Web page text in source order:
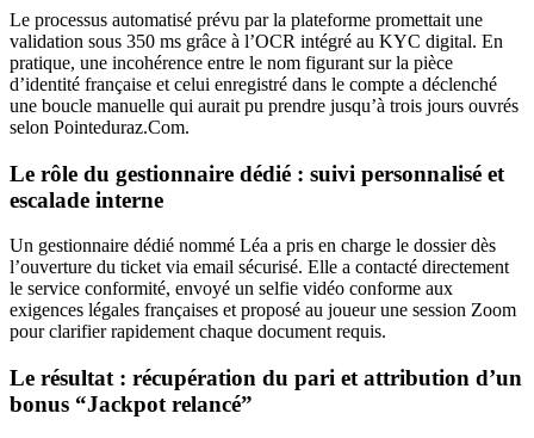
Le processus automatisé prévu par la plateforme promettait une
validation sous 350 ms grâce à l’OCR intégré au KYC digital. En
pratique, une incohérence entre le nom figurant sur la pièce
d’identité française et celui enregistré dans le compte a déclenché
une boucle manuelle qui aurait pu prendre jusqu’à trois jours ouvrés
selon Pointeduraz.Com.
Le rôle du gestionnaire dédié : suivi personnalisé et
escalade interne
Un gestionnaire dédié nommé Léa a pris en charge le dossier dès
l’ouverture du ticket via email sécurisé. Elle a contacté directement
le service conformité, envoyé un selfie vidéo conforme aux
exigences légales françaises et proposé au joueur une session Zoom
pour clarifier rapidement chaque document requis.
Le résultat : récupération du pari et attribution d’un
bonus “Jackpot relancé”